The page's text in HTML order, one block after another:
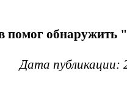
помог обнаружить
Дата публикации: